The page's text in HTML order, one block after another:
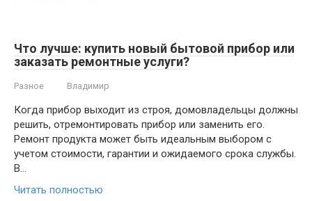
Что лучше: купить новый бытовой прибор или
заказать ремонтные услуги?
Разное Владимир
Когда прибор выходит из строя, домовладельцы должны
решить, отремонтировать прибор или заменить его.
Ремонт продукта может быть идеальным выбором с
учетом стоимости, гарантии и ожидаемого срока службы.
В…
Читать полностью